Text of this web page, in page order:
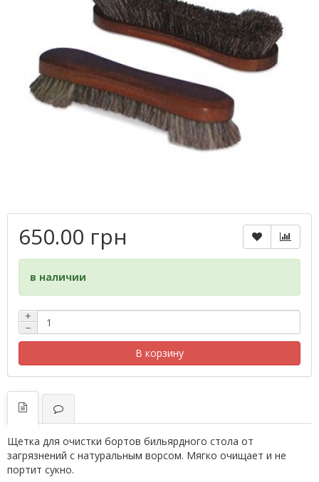
650.00 грн
в наличии
+
−
В корзину
Щетка для очистки бортов бильярдного стола от
загрязнений с натуральным ворсом. Мягко очищает и не
портит сукно.